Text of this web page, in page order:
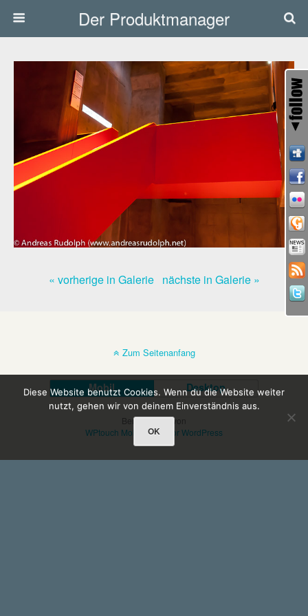
Der Produktmanager
« vorherige in Galerie nächste in Galerie »
Zum Seitenanfang
Mobil Desktop
Bereitgestellt von
WPtouch Mobile Suite for WordPress
Diese Website benutzt Cookies. Wenn du die Website weiter
nutzt, gehen wir von deinem Einverständnis aus.
OK